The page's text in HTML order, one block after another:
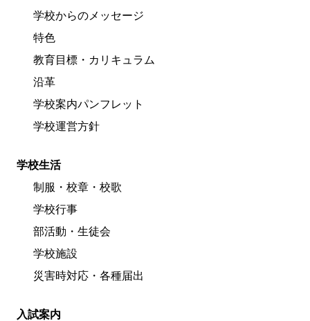
学校からのメッセージ
特色
教育目標・カリキュラム
沿革
学校案内パンフレット
学校運営方針
学校生活
制服・校章・校歌
学校行事
部活動・生徒会
学校施設
災害時対応・各種届出
入試案内